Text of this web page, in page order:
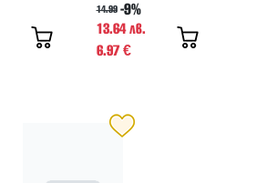
14.99 -9%
13.64 лв.
6.97€